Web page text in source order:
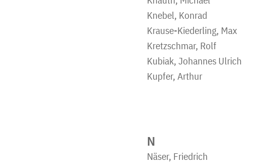
Knebel, Konrad
Krause-Kiederling, Max
Kretzschmar, Rolf
Kubiak, Johannes Ulrich
Kupfer, Arthur
N
Näser, Friedrich